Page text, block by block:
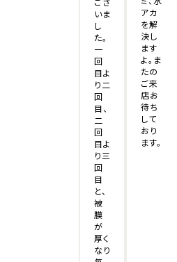
いま
し
た。
一
回
目よ
り二
回
目、
二
回
目よ
り三
回
目
と、
被
膜
が
厚く
なり
アカ
を解
決し
ます
よ。ま
たの
ご来
店お
待ち
して
おり
ます。